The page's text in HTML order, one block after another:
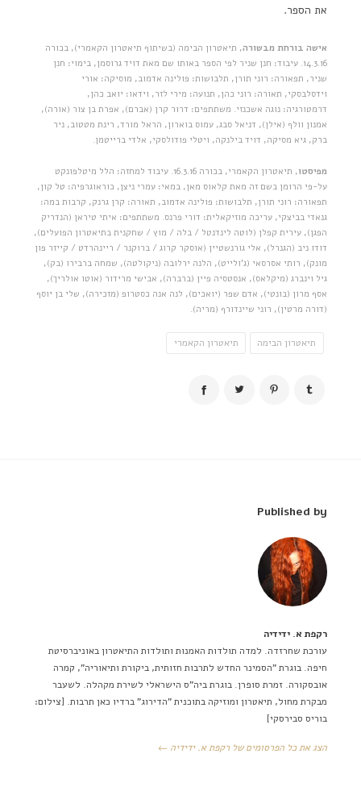
את הספר.
אישה בורחת מבשורה, תיאטרון הבימה (בשיתוף תיאטרון הקאמרי), בכורה
14.3.16. עיבוד: חנן שניר לפי הספר באותו שם מאת דויד גרוסמן, בימוי: חנן
שניר, תפאורה: רוני תורן, תלבושות: פולינה אדמוב, מוסיקה: אורי
וידסלבסקי, תאורה: רוני כהן, תנועה: מירי לזר, וידאו: יואב כהן,
דרמטורגיה: נוגה אשכנזי. משתתפים: דרור קרן (אברם), אפרת בן צור (אורה),
אמנון וולף (אילן), דניאל סבג, עמוס בוארון, הראל מורד, רינת מטטוב, ניר
ברק, גיא מסיקה, דויד בילנקה, ויטלי פודולסקי, אלדי ברייטמן.
מפיסטו
, תיאטרון הקאמרי, בכורה 16.3.16. עיבוד למחזה: הלל מיטלפונקט
על-פי הרומן בשם זה מאת קלאוס מאן, במאי: עמרי ניצן, כוראוגרפיה: טל קון,
תפאורה: רוני תורן, תלבושות: פולינה אדמוב, תאורה: קרן גרנק, קרבות במה:
גנאדי בביצקי, עריכה מוזיקאלית: דורי פרנס. משתתפים: איתי טיראן (הנדריק
הפגן), עירית קפלן (לוטה לינדנטל / בלה / מוץ / שחקנית בתיאטרון הפועלים),
דודו ניב (הגנרל), אלי גורנשטיין (אוסקר קרוג / ברוקנר / ריינהרדט / קייזר פון
מונק), רותי אסרסאי (ג'ולייט), הלנה ירלובה (ניקולטה), שמחה ברבירו (בק),
גיל וינברג (מיקלאס), אנסטסיה פיין (ברברה), אבישי מרידור (אוטו אולריך),
אסף מרון (בונטי), אדם שפר (יואכים), לנה אנה כסטרופ (מזכירה), שלי בן יוסף
(דורה מרטין), רוני שיינדורף (מריה).
תיאטרון הבימה תיאטרון הקאמרי
Published by
רקפת א. ידידיה
עורכת שחרזדה. למדה תולדות האמנות ותולדות התיאטרון באוניברסיטת
חיפה. בוגרת "הסמינר החדש לתרבות חזותית, ביקורת ותיאוריה", קמרה
אובסקורה. זמרת סופרן. בוגרת ביה"ס הישראלי לשירת מקהלה. לשעבר
מבקרת מחול, תיאטרון ומוזיקה בתוכנית "הדירוג" ברדיו כאן תרבות. [צילום:
בוריס סבירסקי]
הצג את כל הפרסומים של רקפת א. ידידיה ←